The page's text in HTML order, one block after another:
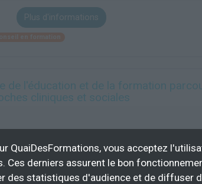
Plus d'informations
de l'éducation et de la formation
cliniques et sociales
h
100 %
demandeur
QuaiDesFormations, vous acceptez
Ces derniers assurent le bon
des statistiques d'audience et de diffuser